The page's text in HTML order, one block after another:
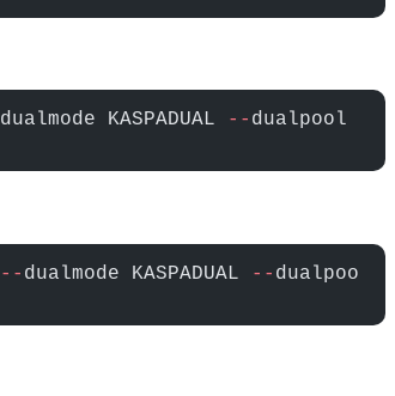
dualmode KASPADUAL --
-- dualmode KASPADUAL -- dualpoo